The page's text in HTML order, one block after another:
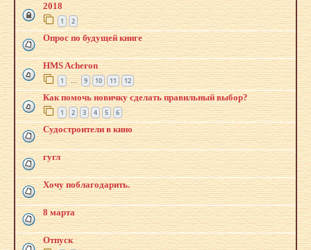
2018
1 2
Опрос по будущей книге
HMS Acheron
1 … 9 10 11 12
Как помочь новичку сделать правильный выбор?
1 2 3 4 5 6
Судостроители в кино
гугл
Хочу поблагодарить.
8 марта
Отпуск